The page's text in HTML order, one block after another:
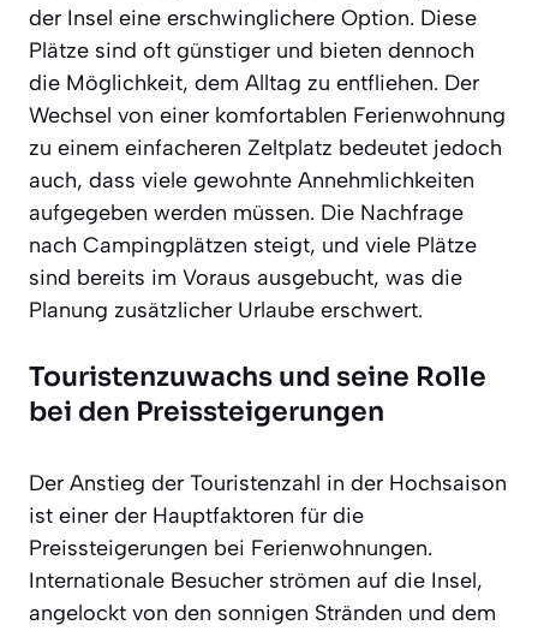
der Insel eine erschwinglichere Option. Diese
Plätze sind oft günstiger und bieten dennoch
die Möglichkeit, dem Alltag zu entfliehen. Der
Wechsel von einer komfortablen Ferienwohnung
zu einem einfacheren Zeltplatz bedeutet jedoch
auch, dass viele gewohnte Annehmlichkeiten
aufgegeben werden müssen. Die Nachfrage
nach Campingplätzen steigt, und viele Plätze
sind bereits im Voraus ausgebucht, was die
Planung zusätzlicher Urlaube erschwert.
Touristenzuwachs und seine Rolle
bei den Preissteigerungen
Der Anstieg der Touristenzahl in der Hochsaison
ist einer der Hauptfaktoren für die
Preissteigerungen bei Ferienwohnungen.
Internationale Besucher strömen auf die Insel,
angelockt von den sonnigen Stränden und dem